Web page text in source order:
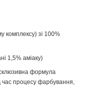
комплексу) зі 100%
1,5% аміаку)
формула
час процесу фарбування,